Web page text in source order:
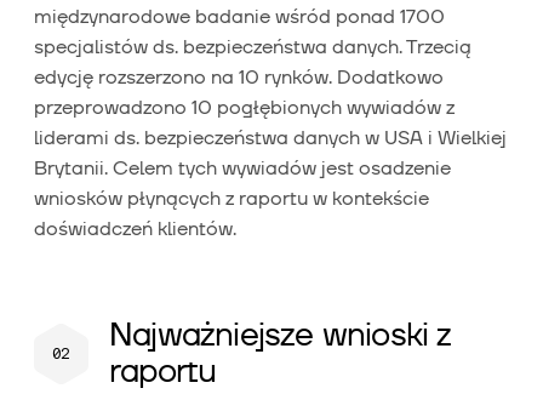
międzynarodowe badanie wśród ponad 1700
specjalistów ds. bezpieczeństwa danych. Trzecią
edycję rozszerzono na 10 rynków. Dodatkowo
przeprowadzono 10 pogłębionych wywiadów z
liderami ds. bezpieczeństwa danych w USA i Wielkiej
Brytanii. Celem tych wywiadów jest osadzenie
wniosków płynących z raportu w kontekście
doświadczeń klientów.
Najważniejsze wnioski z
raportu